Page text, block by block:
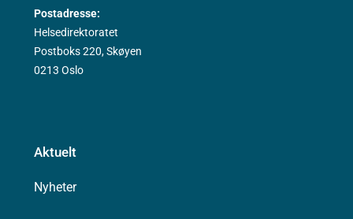
Postadresse:
Helsedirektoratet
Postboks 220, Skøyen
0213 Oslo
Aktuelt
Nyheter